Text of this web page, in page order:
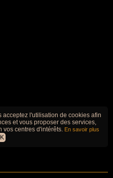
acceptez l'utilisation de cookies afin
et vous proposer des services,
vos centres d'intérêts. En savoir plus